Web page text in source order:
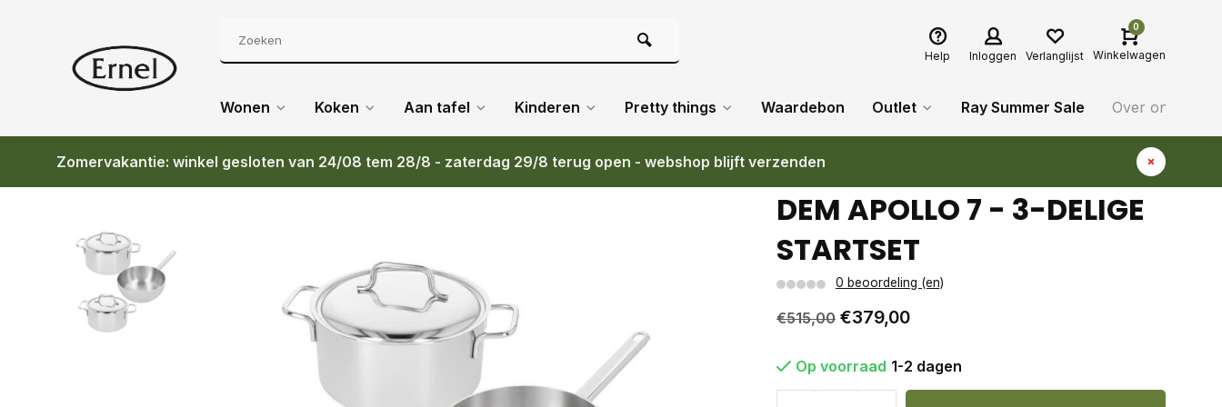
Help Inloggen Verlanglijst
0
Winkelwagen
Wonen Koken Aan tafel Kinderen Pretty things Waardebon Outlet Ray Summer Sale Over ons
Zomervakantie: winkel gesloten van 24/08 tem 28/8 - zaterdag 29/8 terug open - webshop blijft verzenden
Terug DEM APOLLO 7 - 3-DELIGE STARTSET
DEM APOLLO 7 - 3-DELIGE
STARTSET
0 beoordeling (en)
€515,00 €379,00
Op voorraad 1-2 dagen